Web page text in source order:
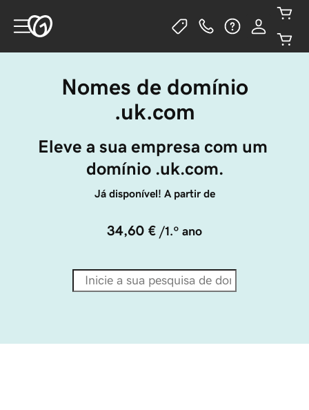
Nomes de domínio
.uk.com
Eleve a sua empresa com um
domínio .uk.com.
Já disponível! A partir de
34,60 € /1.º ano